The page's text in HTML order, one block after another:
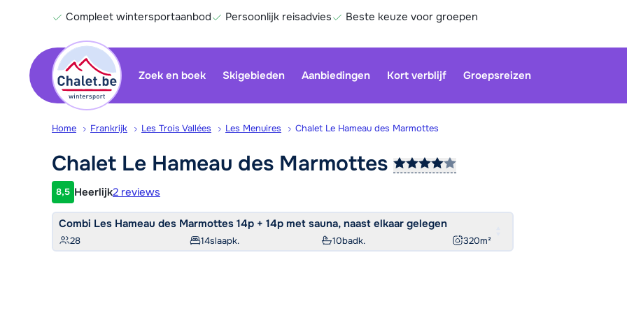
Compleet wintersportaanbod Persoonlijk reisadvies Beste keuze voor groepen
Zoek en boek Skigebieden Aanbiedingen Kort verblijf Groepsreizen
Home Frankrijk Les Trois Vallées Les Menuires Chalet Le Hameau des Marmottes
Chalet Le Hameau des Marmottes
Klantwaardering
8,5 Heerlijk2 reviews
Combi Les Hameau des Marmottes 14p + 14p met sauna, naast elkaar gelegen
28 14slaapk. 10badk. 320m²